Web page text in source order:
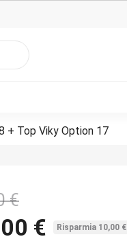
+ Top Viky Option 17
€
€ Risparmia 10,00 €